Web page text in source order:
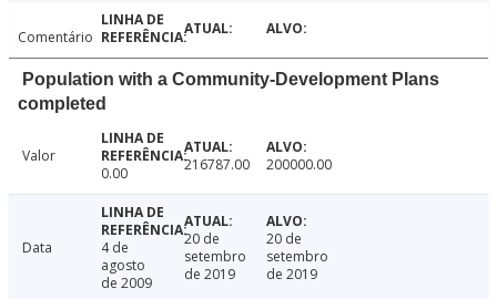
Comentário
Population with a Community-Development Plans
completed
Valor
0.00
216787.00 200000.00
Data
4 de
agosto
de 2009
20 de
setembro
de 2019
20 de
setembro
de 2019